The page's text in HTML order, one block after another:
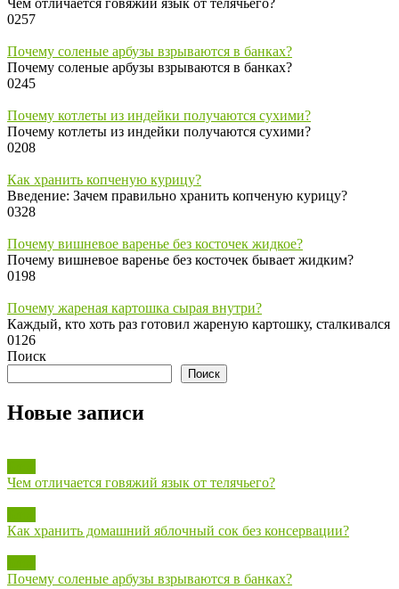
Чем отличается говяжий язык от телячьего?
0257
Почему соленые арбузы взрываются в банках?
Почему соленые арбузы взрываются в банках?
0245
Почему котлеты из индейки получаются сухими?
Почему котлеты из индейки получаются сухими?
0208
Как хранить копченую курицу?
Введение: Зачем правильно хранить копченую курицу?
0328
Почему вишневое варенье без косточек жидкое?
Почему вишневое варенье без косточек бывает жидким?
0198
Почему жареная картошка сырая внутри?
Каждый, кто хоть раз готовил жареную картошку, сталкивался
0126
Поиск
Поиск
Новые записи
Чем отличается говяжий язык от телячьего?
Как хранить домашний яблочный сок без консервации?
Почему соленые арбузы взрываются в банках?